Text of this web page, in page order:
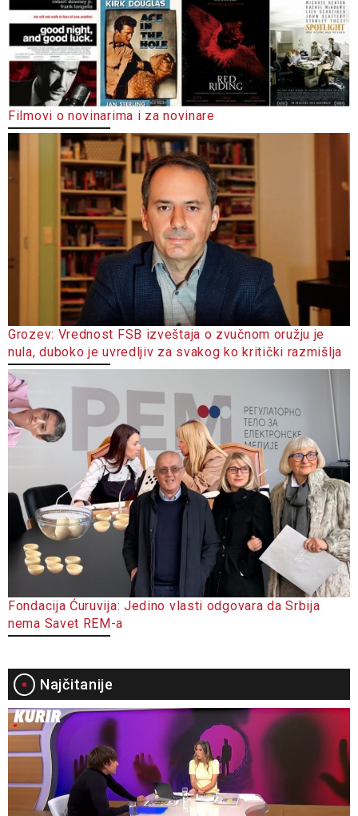
Filmovi o novinarima i za novinare
Grozev: Vrednost FSB izveštaja o zvučnom oružju je
nula, duboko je uvredljiv za svakog ko kritički razmišlja
Fondacija Ćuruvija: Jedino vlasti odgovara da Srbija
nema Savet REM-a
Najčitanije